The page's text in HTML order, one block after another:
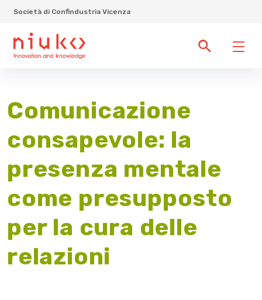
Società di Confindustria Vicenza
Comunicazione
consapevole: la
presenza mentale
come presupposto
per la cura delle
relazioni